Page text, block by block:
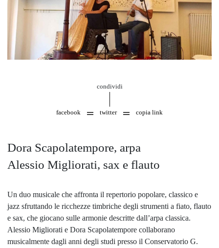
condividi
facebook twitter copia link
Dora Scapolatempore, arpa
Alessio Migliorati, sax e flauto
Un duo musicale che affronta il repertorio popolare, classico e
jazz sfruttando le ricchezze timbriche degli strumenti a fiato, flauto
e sax, che giocano sulle armonie descritte dall’arpa classica.
Alessio Migliorati e Dora Scapolatempore collaborano
musicalmente dagli anni degli studi presso il Conservatorio G.